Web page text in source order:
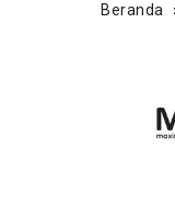
Beranda